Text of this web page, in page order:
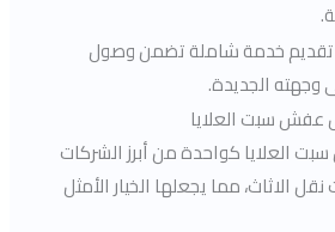
تقديم خدمة شاملة تضمن وصول
وجهته الجديدة.
سبت العلايا
العلايا كواحدة من أبرز الشركات
الاثاث، مما يجعلها الخيار الأمثل